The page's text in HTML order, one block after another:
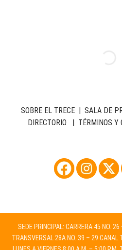
SOBRE EL TRECE| SALA DE
DIRECTORIO | TÉRMINOS Y
SEDE PRINCIPAL: CARRERA 45 NO.
TRANSVERSAL 28A NO. 39 – 29 CANAL